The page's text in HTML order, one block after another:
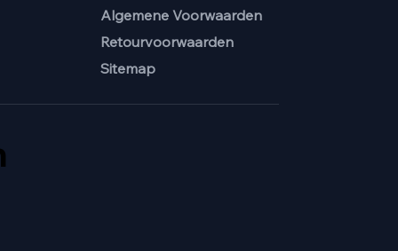
Algemene Voorwaarden
Retourvoorwaarden
Sitemap